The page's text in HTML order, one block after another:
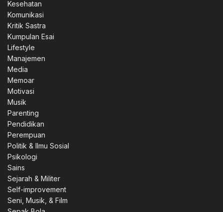
Kesehatan
Komunikasi
Kritik Sastra
Kumpulan Esai
Lifestyle
Manajemen
Media
Memoar
Motivasi
Musik
Parenting
Pendidikan
Perempuan
Politik & Ilmu Sosial
Psikologi
Sains
Sejarah & Militer
Self-improvement
Seni, Musik, & Film